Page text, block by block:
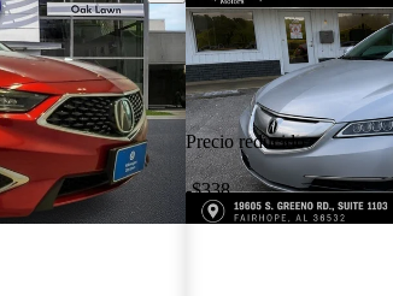
Precio reducido
-$338